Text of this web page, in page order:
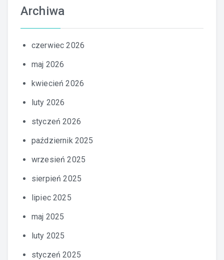
Archiwa
czerwiec 2026
maj 2026
kwiecień 2026
luty 2026
styczeń 2026
październik 2025
wrzesień 2025
sierpień 2025
lipiec 2025
maj 2025
luty 2025
styczeń 2025